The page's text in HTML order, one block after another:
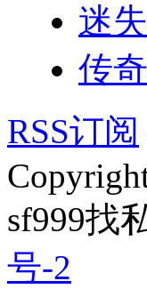
迷
传
RSS订阅
sf999找
号-2